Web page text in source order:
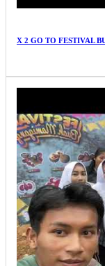
X 2 GO TO FESTIVAL